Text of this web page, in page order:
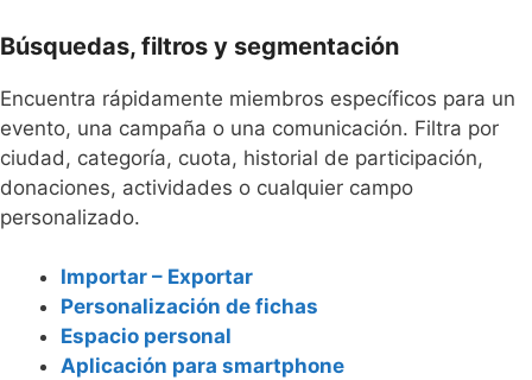
Búsquedas, filtros y segmentación
Encuentra rápidamente miembros específicos para un
evento, una campaña o una comunicación. Filtra por
ciudad, categoría, cuota, historial de participación,
donaciones, actividades o cualquier campo
personalizado.
Importar – Exportar
Personalización de fichas
Espacio personal
Aplicación para smartphone